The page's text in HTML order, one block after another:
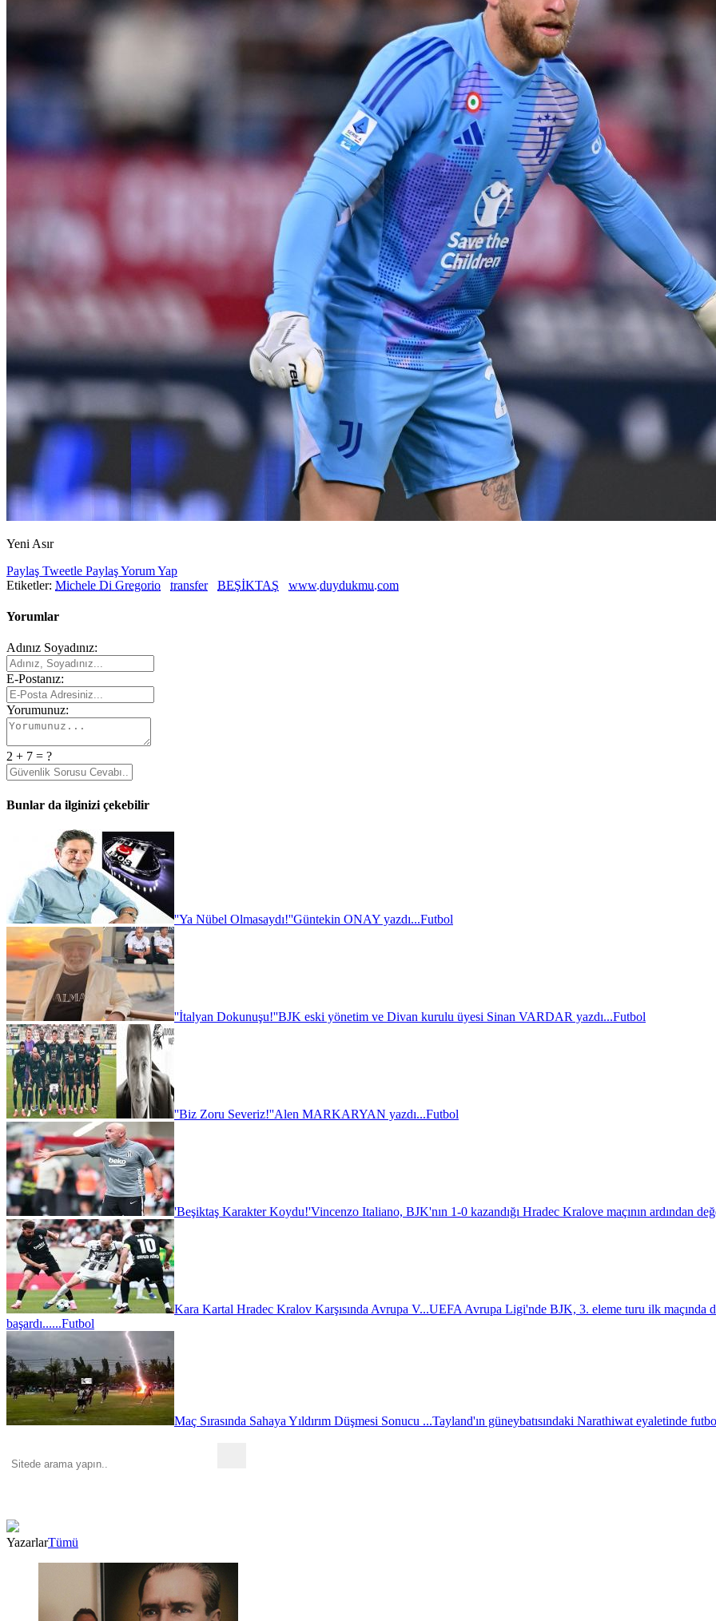
Yeni Asır
Paylaş Tweetle PaylaşYorum Yap
Etiketler: Michele Di Gregorio transfer BEŞİKTAŞ www.duydukmu.com
Yorumlar
Adınız Soyadınız:
E-Postanız:
Yorumunuz:
2 + 7 = ?
Bunlar da ilginizi çekebilir
''Ya Nübel Olmasaydı!''Güntekin ONAY yazdı...Futbol
''İtalyan Dokunuşu!''BJK eski yönetim ve Divan kurulu üyesi Sinan VARDAR yazdı...Futbol
''Biz Zoru Severiz!''Alen MARKARYAN yazdı...Futbol
'Beşiktaş Karakter Koydu!'Vincenzo Italiano, BJK'nın 1-0 kazandığı Hradec Kralove maçının ardından
Kara Kartal Hradec Kralov Karşısında Avrupa V...UEFA Avrupa Ligi'nde BJK, 3. eleme turu ilk maçında
başardı......Futbol
Maç Sırasında Sahaya Yıldırım Düşmesi Sonucu ...Tayland'ın güneybatısındaki Narathiwat eyaletinde
YazarlarTümü